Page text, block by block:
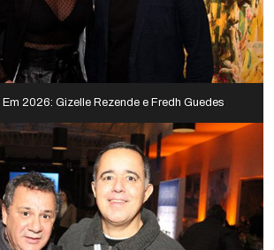
2026: Gizelle Rezende e Fredh Guedes